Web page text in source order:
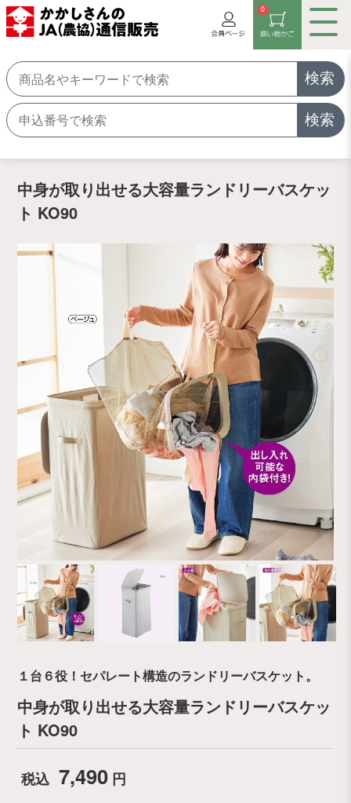
検索
検索
0
中身が取り出せる大容量ランドリーバスケッ
ト KO90
１台６役！セパレート構造のランドリーバスケット。
中身が取り出せる大容量ランドリーバスケッ
ト KO90
税込 7,490 円